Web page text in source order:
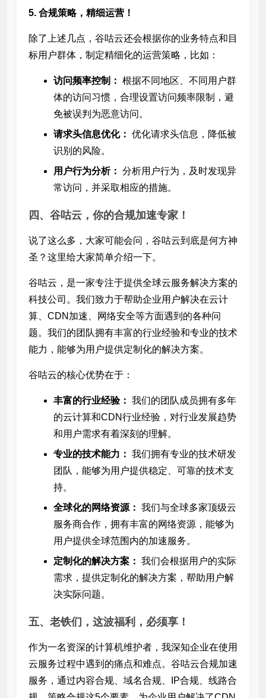
5. 合规策略，精细运营！
除了上述几点，谷咕云还会根据你的业务特点和目
标用户群体，制定精细化的运营策略，比如：
访问频率控制： 根据不同地区、不同用户群
体的访问习惯，合理设置访问频率限制，避
免被误判为恶意访问。
请求头信息优化： 优化请求头信息，降低被
识别的风险。
用户行为分析： 分析用户行为，及时发现异
常访问，并采取相应的措施。
四、谷咕云，你的合规加速专家！
说了这么多，大家可能会问，谷咕云到底是何方神
圣？这里给大家简单介绍一下。
谷咕云，是一家专注于提供全球云服务解决方案的
科技公司。我们致力于帮助企业用户解决在云计
算、CDN加速、网络安全等方面遇到的各种问
题。我们的团队拥有丰富的行业经验和专业的技术
能力，能够为用户提供定制化的解决方案。
谷咕云的核心优势在于：
丰富的行业经验： 我们的团队成员拥有多年
的云计算和CDN行业经验，对行业发展趋势
和用户需求有着深刻的理解。
专业的技术能力： 我们拥有专业的技术研发
团队，能够为用户提供稳定、可靠的技术支
持。
全球化的网络资源： 我们与全球多家顶级云
服务商合作，拥有丰富的网络资源，能够为
用户提供全球范围内的加速服务。
定制化的解决方案： 我们会根据用户的实际
需求，提供定制化的解决方案，帮助用户解
决实际问题。
五、老铁们，这波福利，必须享！
作为一名资深的计算机维护者，我深知企业在使用
云服务过程中遇到的痛点和难点。谷咕云合规加速
服务，通过内容合规、域名合规、IP合规、线路合